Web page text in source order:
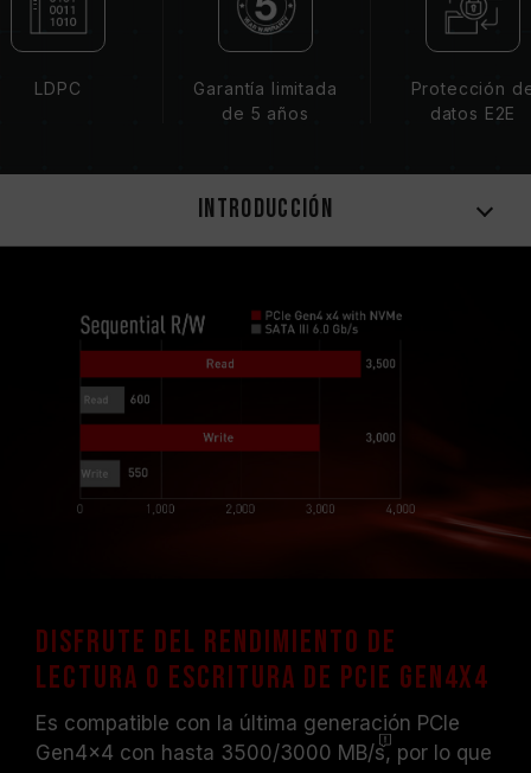
LDPC
Garantía limitada
de 5 años
Protección
datos E2E
Introducción
Disfrute del rendimiento de
lectura o escritura de PCIe Gen4x4
Es compatible con la última generación PCIe
Gen4x4 con hasta 3500/3000 MB/s, por lo que